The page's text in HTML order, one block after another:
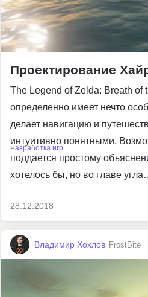
Проектирование
The Legend of Zelda: Breath of
определенно имеет нечто
делает навигацию и
интуитивно понятными.
поддается простому
хотелось бы, но во главе
Разработка игр
28.12.2018
Владимир Хохлов FrostBite